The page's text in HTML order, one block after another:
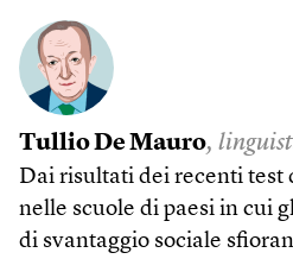
Tullio De Mauro,
Dai risultati dei recenti test
nelle scuole di pae­si in cui
di svantaggio sociale